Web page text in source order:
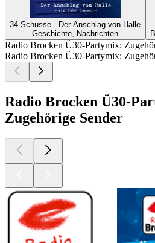
34 Schüsse - Der Anschlag von Halle
Geschichte, Nachrichten
Radio Brocken Ü30-Partymix:
Radio Brocken Ü30-Partymix:
Radio Brocken Ü30-
Zugehörige Sender